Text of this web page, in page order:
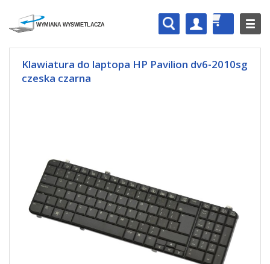
Klawiatura do laptopa HP Pavilion dv6-2010sg
czeska czarna